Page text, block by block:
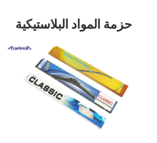
حزمة المواد البلاستيكية